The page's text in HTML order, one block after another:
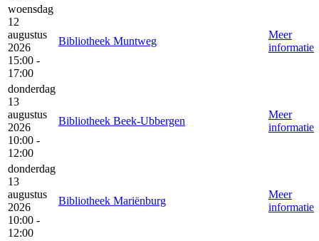
woensdag
12
augustus
2026
15:00 -
17:00
Bibliotheek Muntweg
Meer
informatie
donderdag
13
augustus
2026
10:00 -
12:00
Bibliotheek Beek-Ubbergen
Meer
informatie
donderdag
13
augustus
2026
10:00 -
12:00
Bibliotheek Mariënburg
Meer
informatie